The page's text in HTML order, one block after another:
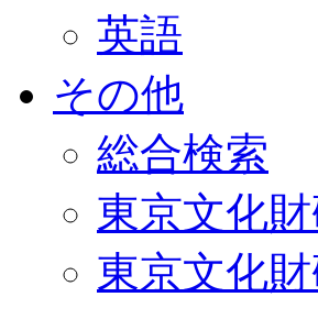
英語
その他
総合検索
東京文化
東京文化